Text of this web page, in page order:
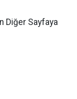
Diğer Sayfaya